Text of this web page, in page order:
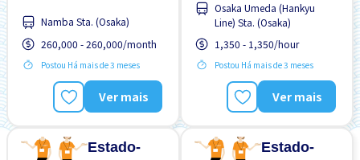
Preferência por Homens
Preferência por Mulheres
Sem experiência OK
Namba Sta. (Osaka)
260,000 - 260,000/month
Postou Há mais de 3 meses
Ver mais
Estrangeiro trabalhando
Menos com o tempo
Preferência por Homens
Promoção
Osaka Umeda (Hankyu
Line) Sta. (Osaka)
1,350 - 1,350/hour
Postou Há mais de 3 meses
Ver mais
Estado-
Estado-